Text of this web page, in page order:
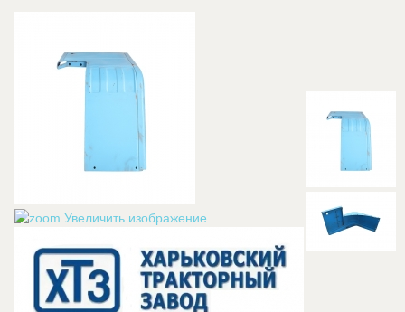
Увеличить изображение